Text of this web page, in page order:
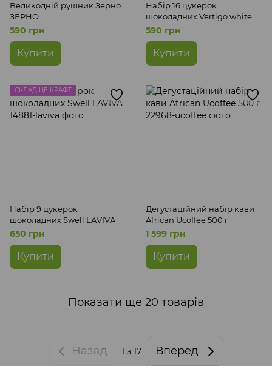
Великодній рушник Зерно
ЗЕРНО
590 грн
Купити
Набір 16 цукерок
шоколадних Vertigo white
LAVIVA
590 грн
Купити
СКЛАД ЦЕ КРАФТ
Набір 9 цукерок
шоколадних Swell LAVIVA
650 грн
Купити
Дегустаційний набір кави
African Ucoffee 500 г
1 599 грн
Купити
Показати ще 20 товарів
Назад 1 з 17 Вперед